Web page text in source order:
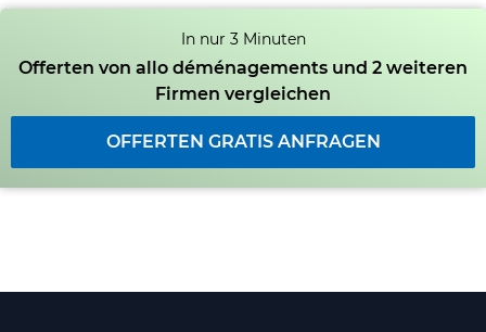
In nur 3 Minuten
Offerten von allo déménagements und 2 weiteren
Firmen vergleichen
OFFERTEN GRATIS ANFRAGEN